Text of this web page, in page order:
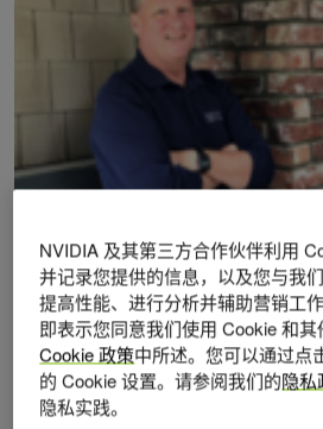
Posts by Jay Gould
NVIDIA 及其第三方合作伙伴利用
并记录您提供的信息，以及您与我
提高性能、进行分析并辅助营销工作
即表示您同意我们使用 Cookie 和
Cookie 政策中所述。您可以通过点
的 Cookie 设置。请参阅我们的隐私
隐私实践。